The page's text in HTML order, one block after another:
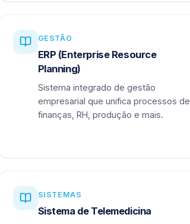
GESTÃO
ERP (Enterprise Resource
Planning)
Sistema integrado de gestão
empresarial que unifica processos de
finanças, RH, produção e mais.
SISTEMAS
Sistema de Telemedicina